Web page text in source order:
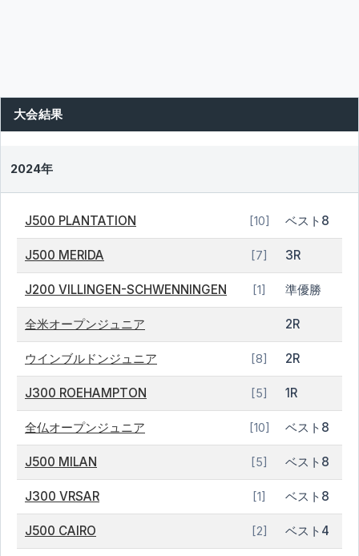
大会結果
2024年
J500 PLANTATION [10] ベスト8
J500 MERIDA [7] 3R
J200 VILLINGEN-SCHWENNINGEN [1] 準優勝
全米オープンジュニア 2R
ウインブルドンジュニア [8] 2R
J300 ROEHAMPTON [5] 1R
全仏オープンジュニア [10] ベスト8
J500 MILAN [5] ベスト8
J300 VRSAR [1] ベスト8
J500 CAIRO [2] ベスト4